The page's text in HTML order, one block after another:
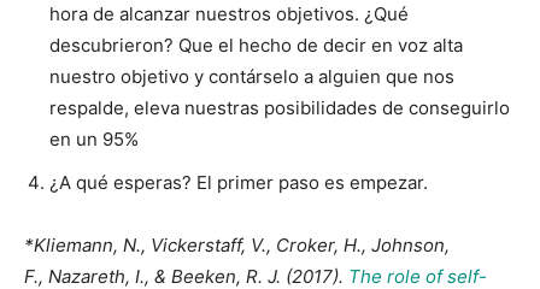
hora de alcanzar nuestros objetivos. ¿Qué
descubrieron? Que el hecho de decir en voz alta
nuestro objetivo y contárselo a alguien que nos
respalde, eleva nuestras posibilidades de conseguirlo
en un 95%
¿A qué esperas? El primer paso es empezar.
*Kliemann, N., Vickerstaff, V., Croker, H., Johnson,
F., Nazareth, I., & Beeken, R. J. (2017). The role of self-